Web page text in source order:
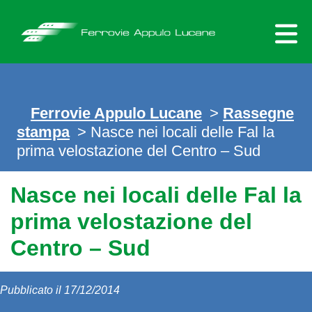
content
Ferrovie Appulo Lucane > Rassegne
stampa > Nasce nei locali delle Fal la
prima velostazione del Centro – Sud
Nasce nei locali delle Fal la
prima velostazione del
Centro – Sud
Pubblicato il 17/12/2014